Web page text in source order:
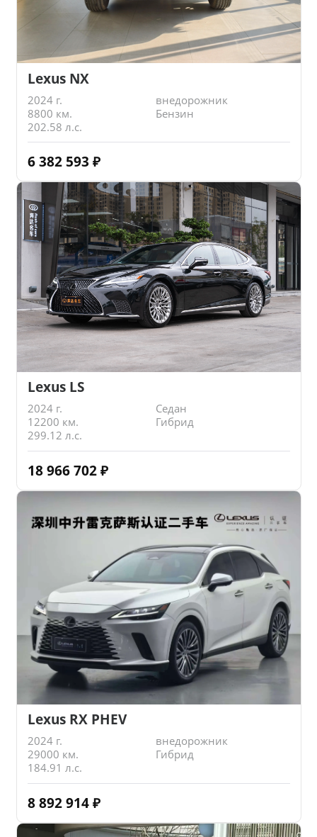
Lexus NX
2024 г.
внедорожник
8800 км.
Бензин
202.58 л.с.
6 382 593 ₽
Lexus LS
2024 г.
Седан
12200 км.
Гибрид
299.12 л.с.
18 966 702 ₽
Lexus RX PHEV
2024 г.
внедорожник
29000 км.
Гибрид
184.91 л.с.
8 892 914 ₽